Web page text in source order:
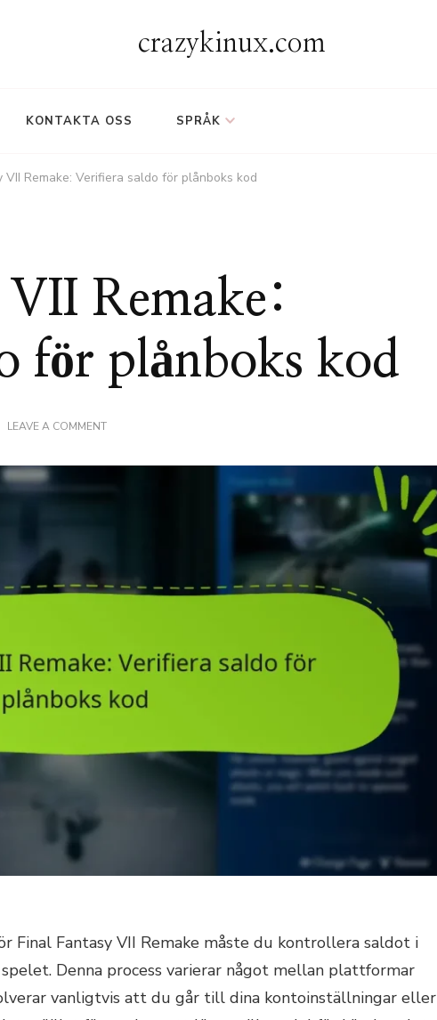
crazykinux.com
KONTAKTA OSS SPRÅK
VII Remake: Verifiera saldo för plånboks kod
Remake:
för plånboks kod
LEAVE A COMMENTON
Final Fantasy VII Remake måste du kontrollera saldot i
Denna process varierar något mellan plattformar
vanligtvis att du går till dina kontoinställningar eller